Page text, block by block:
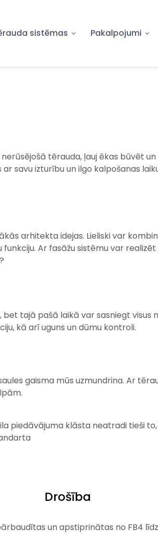
sistēmas Pakalpojumi
tērauda, ļauj ēkas būvēt
savu izturību un ilgo kalpošanas
arhitekta idejas. Lieliski var
Ar fasāžu sistēmu var
tajā pašā laikā var sasniegt visus
kā arī uguns un dūmu kontroli.
gaisma mūs uzmundrina. Ar
piedāvājuma klāsta neatradi tieši
Drošība
un apstiprinātas no FB4